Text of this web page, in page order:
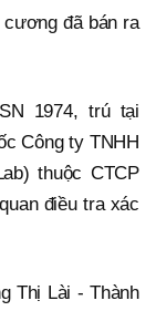
đã bán ra
1974, trú tại
Công ty TNHH
thuộc CTCP
điều tra xác
Thị Lài - Thành